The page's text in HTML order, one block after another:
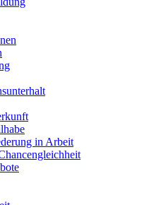
in Arbeit